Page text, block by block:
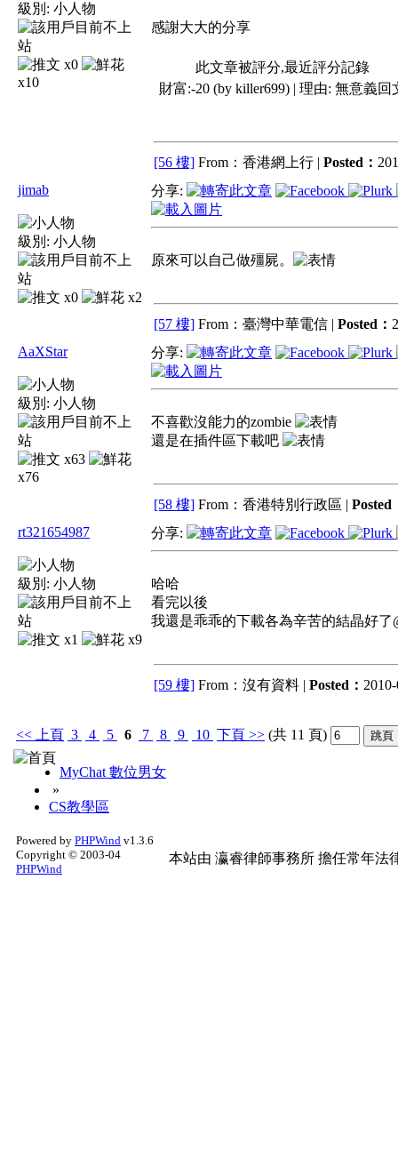
級別: 小人物
x0
x10
感謝大大的分享
此文章被評分,最近評分記錄
財富:-20 (by killer699) | 理由: 無意義回
[56 樓] From：香港網上行 | Posted：
jimab
級別: 小人物
x0 x2
分享:
原來可以自己做殭屍。
[57 樓] From：臺灣中華電信 | Posted：
AaXStar
級別: 小人物
x63
x76
分享:
不喜歡沒能力的zombie
還是在插件區下載吧
[58 樓] From：香港特別行政區 | Posted
rt321654987
級別: 小人物
x1 x9
分享:
哈哈
看完以後
我還是乖乖的下載各為辛苦的結晶好了
[59 樓] From：沒有資料 | Posted：
<< 上頁 3 4 5 6 7 8 9 10 下頁 >> (共 11 頁)
MyChat 數位男女
»
CS教學區
Powered by PHPWind v1.3.6
Copyright © 2003-04
PHPWind
本站由 瀛睿律師事務所 擔任常年法